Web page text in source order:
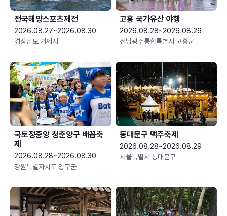
전국해양스포츠제전
2026.08.27~2026.08.30
경상남도 거제시
고흥 국가유산 야행
2026.08.28~2026.08.29
전남광주통합특별시 고흥군
국토정중앙 청춘양구 배꼽축
제
2026.08.28~2026.08.30
강원특별자치도 양구군
동대문구 맥주축제
2026.08.28~2026.08.29
서울특별시 동대문구